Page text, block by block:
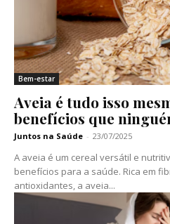
Bem-estar
Aveia é tudo isso
benefícios que
Juntos na Saúde - 23/07/2025
A aveia é um cereal versátil e
benefícios para a saúde. Rica em
antioxidantes, a aveia...